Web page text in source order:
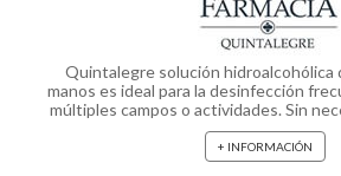
Quintalegre solución
manos es ideal para la desinfección
múltiples campos o actividades. Sin
+ INFORMACIÓN